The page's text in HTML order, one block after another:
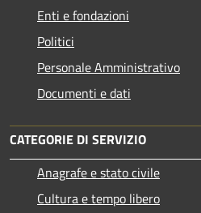
Enti e fondazioni
Politici
Personale Amministrativo
Documenti e dati
CATEGORIE DI SERVIZIO
Anagrafe e stato civile
Cultura e tempo libero